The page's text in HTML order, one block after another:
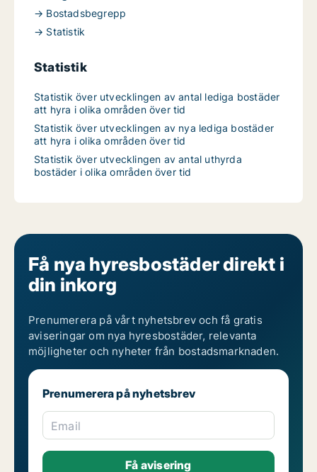
→ Bostadsbegrepp
→ Statistik
Statistik
Statistik över utvecklingen av antal lediga bostäder
att hyra i olika områden över tid
Statistik över utvecklingen av nya lediga bostäder
att hyra i olika områden över tid
Statistik över utvecklingen av antal uthyrda
bostäder i olika områden över tid
Få nya hyresbostäder direkt i
din inkorg
Prenumerera på vårt nyhetsbrev och få gratis
aviseringar om nya hyresbostäder, relevanta
möjligheter och nyheter från bostadsmarknaden.
Prenumerera på nyhetsbrev
Email